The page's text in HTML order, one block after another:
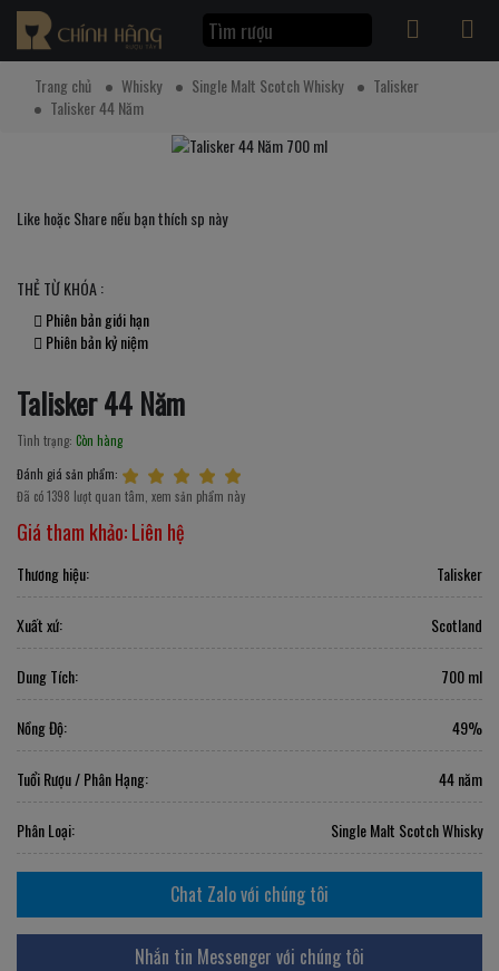
Trang chủ Whisky Single Malt Scotch Whisky
Talisker
Talisker 44 Năm
Like hoặc Share nếu bạn thích sp này
THẺ TỪ KHÓA :
Phiên bản giới hạn
Phiên bản kỷ niệm
Talisker 44 Năm
Tình trạng: Còn hàng
Đánh giá sản phẩm:
Đã có 1398 lượt quan tâm, xem sản phẩm này
Giá tham khảo:Liên hệ
Thương hiệu: Talisker
Xuất xứ: Scotland
Dung Tích: 700 ml
Nồng Độ: 49%
Tuổi Rượu / Phân Hạng: 44 năm
Phân Loại: Single Malt Scotch Whisky
Chat Zalo với chúng tôi
Nhắn tin Messenger với chúng tôi